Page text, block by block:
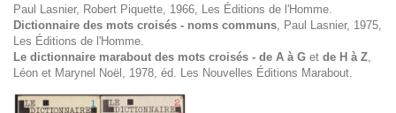
Paul Lasnier, Robert Piquette, 1966, Les Éditions de l'Homme.
Dictionnaire des mots croisés - noms communs, Paul Lasnier, 1975,
Les Éditions de l'Homme.
Le dictionnaire marabout des mots croisés - de A à G et de H à Z,
Léon et Marynel Noël, 1978, éd. Les Nouvelles Éditions Marabout.